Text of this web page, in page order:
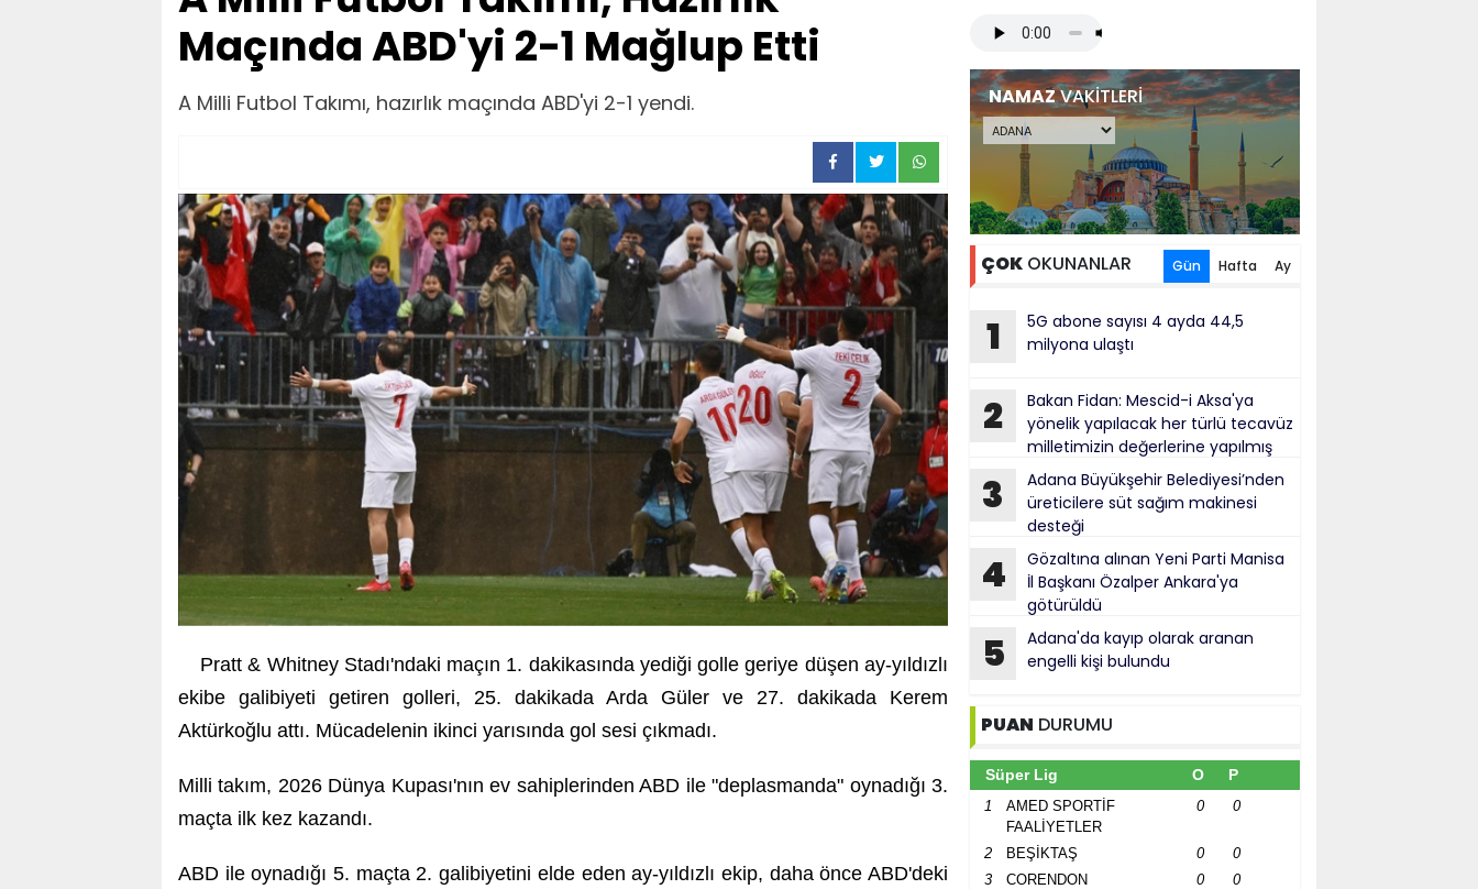
Maçında ABD'yi 2-1 Mağlup Etti
A Milli Futbol Takımı, hazırlık maçında ABD'yi 2-1 yendi.
Pratt & Whitney Stadı'ndaki maçın 1. dakikasında yediği golle geriye düşen ay-yıldızlı
ekibe galibiyeti getiren golleri, 25. dakikada Arda Güler ve 27. dakikada Kerem
Aktürkoğlu attı. Mücadelenin ikinci yarısında gol sesi çıkmadı.
Milli takım, 2026 Dünya Kupası'nın ev sahiplerinden ABD ile "deplasmanda" oynadığı 3.
maçta ilk kez kazandı.
ABD ile oynadığı 5. maçta 2. galibiyetini elde eden ay-yıldızlı ekip, daha önce ABD'deki
NAMAZVAKİTLERİ
ÇOK OKUNANLAR Gün Hafta Ay
1
5G abone sayısı 4 ayda 44,5
milyona ulaştı
2
Bakan Fidan: Mescid-i Aksa'ya
yönelik yapılacak her türlü tecavüz
milletimizin değerlerine yapılmış
kabul ediliyor
3
Adana Büyükşehir Belediyesi’nden
üreticilere süt sağım makinesi
desteği
4
Gözaltına alınan Yeni Parti Manisa
İl Başkanı Özalper Ankara'ya
götürüldü
5
Adana'da kayıp olarak aranan
engelli kişi bulundu
PUAN DURUMU
Süper Lig O P
1
AMED SPORTİF
FAALİYETLER
0 0
2 BEŞİKTAŞ 0
0
3
CORENDON
0 0